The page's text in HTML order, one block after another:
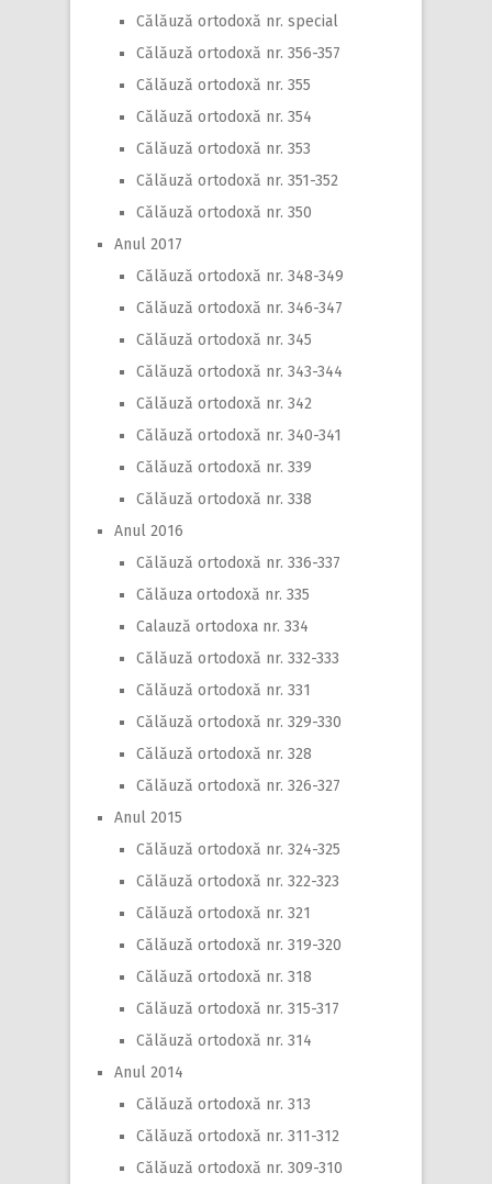
Călăuză ortodoxă nr. special
Călăuză ortodoxă nr. 356-357
Călăuză ortodoxă nr. 355
Călăuză ortodoxă nr. 354
Călăuză ortodoxă nr. 353
Călăuză ortodoxă nr. 351-352
Călăuză ortodoxă nr. 350
Anul 2017
Călăuză ortodoxă nr. 348-349
Călăuză ortodoxă nr. 346-347
Călăuză ortodoxă nr. 345
Călăuză ortodoxă nr. 343-344
Călăuză ortodoxă nr. 342
Călăuză ortodoxă nr. 340-341
Călăuză ortodoxă nr. 339
Călăuză ortodoxă nr. 338
Anul 2016
Călăuză ortodoxă nr. 336-337
Călăuza ortodoxă nr. 335
Calauză ortodoxa nr. 334
Călăuză ortodoxă nr. 332-333
Călăuză ortodoxă nr. 331
Călăuză ortodoxă nr. 329-330
Călăuză ortodoxă nr. 328
Călăuză ortodoxă nr. 326-327
Anul 2015
Călăuză ortodoxă nr. 324-325
Călăuză ortodoxă nr. 322-323
Călăuză ortodoxă nr. 321
Călăuză ortodoxă nr. 319-320
Călăuză ortodoxă nr. 318
Călăuză ortodoxă nr. 315-317
Călăuză ortodoxă nr. 314
Anul 2014
Călăuză ortodoxă nr. 313
Călăuză ortodoxă nr. 311-312
Călăuză ortodoxă nr. 309-310